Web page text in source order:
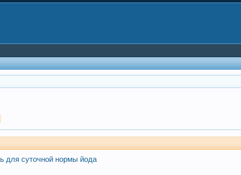
для суточной нормы йода